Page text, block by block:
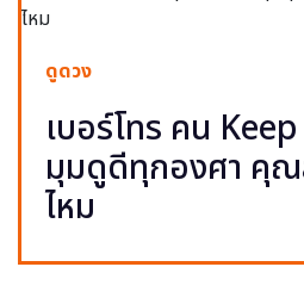
ดูดวง
เบอร์โทร คน
มุมดูดีทุกองศา คุณ
ไหม